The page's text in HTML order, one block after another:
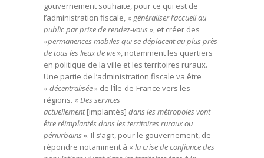
gouvernement souhaite, pour ce qui est de
l’administration fiscale, « généraliser l’accueil au
public par prise de rendez-vous », et créer des
«permanences mobiles qui se déplacent au plus près
de tous les lieux de vie», notamment les quartiers
en politique de la ville et les territoires ruraux.
Une partie de l’administration fiscale va être
« décentralisée» de l’Île-de-France vers les
régions. « Des services
actuellement[implantés] dans les métropoles vont
être réimplantés dans les territoires ruraux ou
périurbains ». Il s’agit, pour le gouvernement, de
répondre notamment à « la crise de confiance des